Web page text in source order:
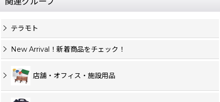
テラモト
New Arrival！新着商品をチェック！
店舗・オフィス・施設用品